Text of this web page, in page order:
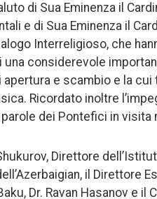
di Sua Eminenza il
e di Sua Eminenza il
Interreligioso, che
una considerevole
e scambio e la
Ricordato inoltre
dei Pontefici in visita
Direttore
il Direttore
Dr. Ravan Hasanov e il